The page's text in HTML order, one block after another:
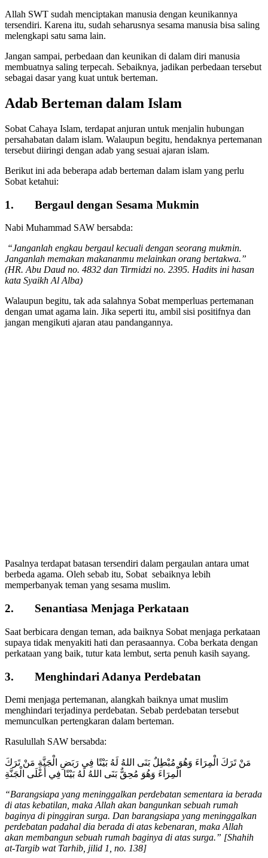
Allah SWT sudah menciptakan manusia dengan keunikannya
tersendiri. Karena itu, sudah seharusnya sesama manusia bisa saling
melengkapi satu sama lain.
Jangan sampai, perbedaan dan keunikan di dalam diri manusia
membuatnya saling terpecah. Sebaiknya, jadikan perbedaan tersebut
sebagai dasar yang kuat untuk berteman.
Adab Berteman dalam Islam
Sobat Cahaya Islam, terdapat anjuran untuk menjalin hubungan
persahabatan dalam islam. Walaupun begitu, hendaknya pertemanan
tersebut diiringi dengan adab yang sesuai ajaran islam.
Berikut ini ada beberapa adab berteman dalam islam yang perlu
Sobat ketahui:
1. Bergaul dengan Sesama Mukmin
Nabi Muhammad SAW bersabda:
“Janganlah engkau bergaul kecuali dengan seorang mukmin.
Janganlah memakan makananmu melainkan orang bertakwa.”
(HR. Abu Daud no. 4832 dan Tirmidzi no. 2395. Hadits ini hasan
kata Syaikh Al Alba)
Walaupun begitu, tak ada salahnya Sobat memperluas pertemanan
dengan umat agama lain. Jika seperti itu, ambil sisi positifnya dan
jangan mengikuti ajaran atau pandangannya.
Pasalnya terdapat batasan tersendiri dalam pergaulan antara umat
berbeda agama. Oleh sebab itu, Sobat sebaiknya lebih
memperbanyak teman yang sesama muslim.
2. Senantiasa Menjaga Perkataan
Saat berbicara dengan teman, ada baiknya Sobat menjaga perkataan
supaya tidak menyakiti hati dan perasaannya. Coba berkata dengan
perkataan yang baik, tutur kata lembut, serta penuh kasih sayang.
3. Menghindari Adanya Perdebatan
Demi menjaga pertemanan, alangkah baiknya umat muslim
menghindari terjadinya perdebatan. Sebab perdebatan tersebut
memunculkan pertengkaran dalam berteman.
Rasulullah SAW bersabda:
مَنْ تَرَكَ الْمِرَاءَ وَهُوَ مُبْطِلٌ بَنَى اللهُ لَهُ بَيْتًا فِي رَبَضِ الْجَنَّةِ مَنْ تَرَكَ
الْمِرَاءَ وَهُوَ مُحِقٌّ بَنَى اللهُ لَهُ بَيْتًا فِي أَعْلَى الْجَنَّةِ
“Barangsiapa yang meninggalkan perdebatan sementara ia berada
di atas kebatilan, maka Allah akan bangunkan sebuah rumah
baginya di pinggiran surga. Dan barangsiapa yang meninggalkan
perdebatan padahal dia berada di atas kebenaran, maka Allah
akan membangun sebuah rumah baginya di atas surga.” [Shahih
at-Targib wat Tarhib, jilid 1, no. 138]